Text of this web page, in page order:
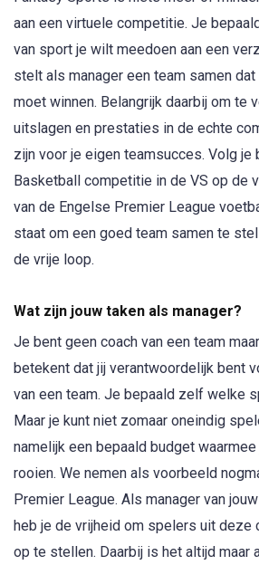
aan een virtuele competitie. Je
van sport je wilt meedoen aan een
stelt als manager een team samen
moet winnen. Belangrijk daarbij om te
uitslagen en prestaties in de echte
zijn voor je eigen teamsucces. Volg je
Basketball competitie in de VS op de
van de Engelse Premier League
staat om een goed team samen te
de vrije loop.
Wat zijn jouw taken als manager?
Je bent geen coach van een team
betekent dat jij verantwoordelijk bent
van een team. Je bepaald zelf welke
Maar je kunt niet zomaar oneindig
namelijk een bepaald budget
rooien. We nemen als voorbeeld
Premier League. Als manager van
heb je de vrijheid om spelers uit deze
op te stellen. Daarbij is het altijd maar